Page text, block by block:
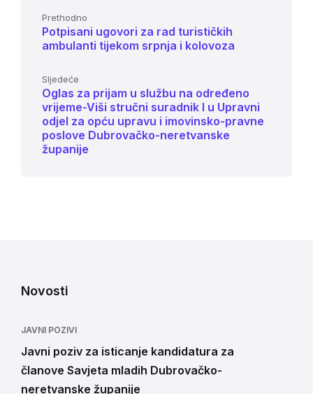
Prethodno
Potpisani ugovori za rad turističkih
ambulanti tijekom srpnja i kolovoza
Sljedeće
Oglas za prijam u službu na određeno
vrijeme-Viši stručni suradnik I u Upravni
odjel za opću upravu i imovinsko-pravne
poslove Dubrovačko-neretvanske
županije
Novosti
JAVNI POZIVI
Javni poziv za isticanje kandidatura za
članove Savjeta mladih Dubrovačko-
neretvanske županije